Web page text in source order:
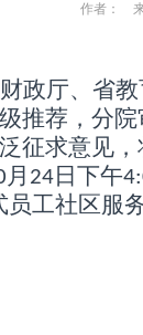
作者：
政厅、省
推荐，分
征求意见，
月 24日 下午
员工社区服